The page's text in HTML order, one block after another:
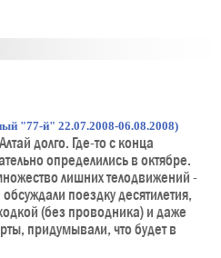
"77-й" 22.07.2008-06.08.2008)
долго. Где-то с конца
определились в октябре.
лишних телодвижений -
поездку десятилетия,
(без проводника) и даже
придумывали, что будет в